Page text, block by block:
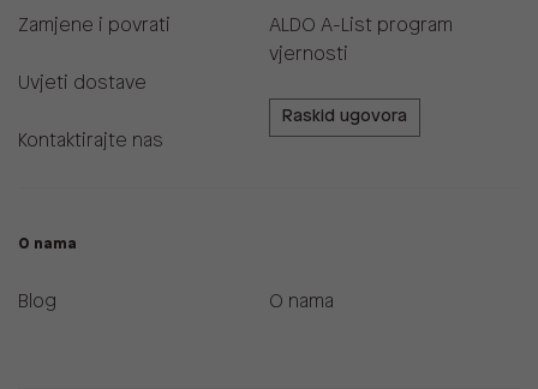
Zamjene i povrati
Uvjeti dostave
Kontaktirajte nas
ALDO A-List program
vjernosti
Raskid ugovora
O nama
Blog O nama